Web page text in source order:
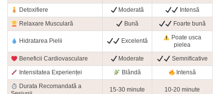
Detoxifiere
Moderată
Intensă
Relaxare Musculară
Bună Foarte bună
Hidratarea Pielii Excelentă
Poate usca
pielea
Beneficii Cardiovasculare
Moderate
Semnificative
Intensitatea Experienței
Blândă
Intensă
Durata Recomandată a
15-30 minute 10-20 minute